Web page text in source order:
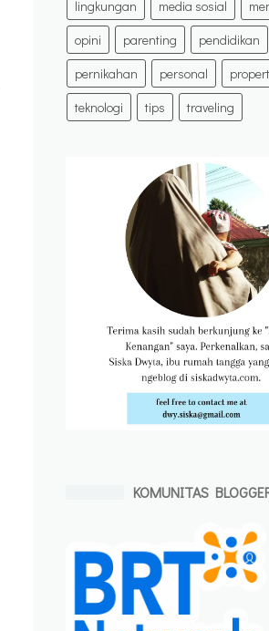
lingkungan
media sosial
opini
parenting
pendidikan
pernikahan
personal
teknologi
tips traveling
KOMUNITAS